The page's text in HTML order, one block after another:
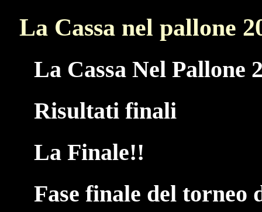
La Cassa nel pallone
La Cassa Nel Pallone
Risultati finali
La Finale!!
Fase finale del torneo